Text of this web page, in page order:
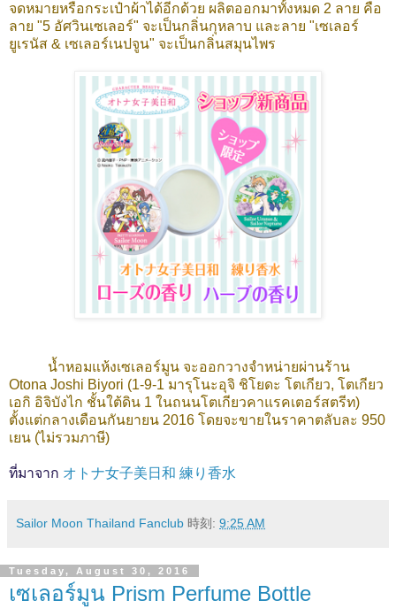
จดหมายหรือกระเป๋าผ้าได้อีกด้วย ผลิตออกมาทั้งหมด 2 ลาย คือ
ลาย "5 อัศวินเซเลอร์" จะเป็นกลิ่นกุหลาบ และลาย "เซเลอร์
ยูเรนัส & เซเลอร์เนปจูน" จะเป็นกลิ่นสมุนไพร
น้ำหอมแห้งเซเลอร์มูน จะออกวางจำหน่ายผ่านร้าน
Otona Joshi Biyori (1-9-1 มารุโนะอุจิ ชิโยดะ โตเกียว, โตเกียว
เอกิ อิจิบังไก ชั้นใต้ดิน 1 ในถนนโตเกียวคาแรคเตอร์สตรีท)
ตั้งแต่กลางเดือนกันยายน 2016 โดยจะขายในราคาตลับละ 950
เยน (ไม่รวมภาษี)
ที่มาจาก オトナ女子美日和 練り香水
Sailor Moon Thailand Fanclub 時刻: 9:25 AM
Tuesday, August 30, 2016
เซเลอร์มูน Prism Perfume Bottle